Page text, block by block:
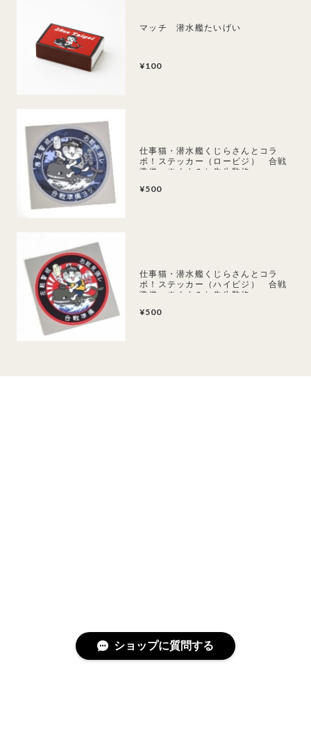
マッチ 潜水艦たいげい
¥100
仕事猫・潜水艦くじらさんとコラ
ボ！ステッカー（ロービジ） 合戦
準備 ※くまみね先生監修
¥500
仕事猫・潜水艦くじらさんとコラ
ボ！ステッカー（ハイビジ） 合戦
準備 ※くまみね先生監修
¥500
ショップに質問する